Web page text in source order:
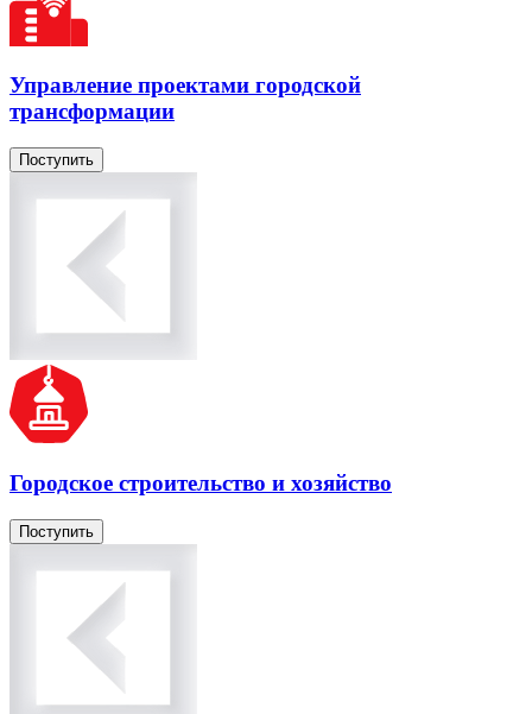
Управление проектами городской
трансформации
Поступить
Городское строительство и хозяйство
Поступить